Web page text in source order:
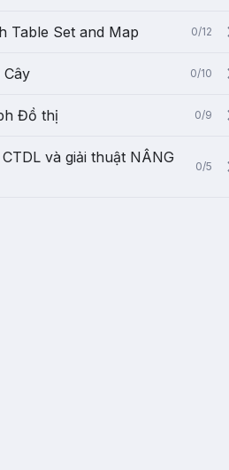
Table Set and Map 0/12
Cây 0/10
Đồ thị 0/9
và giải thuật NÂNG
0/5